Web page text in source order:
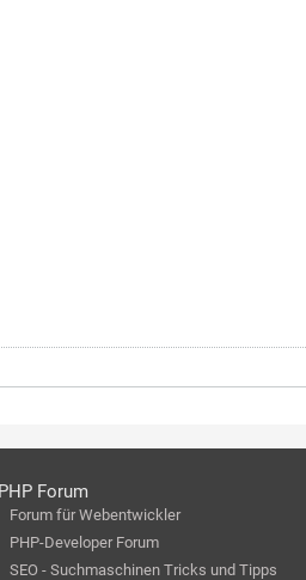
Forum
Forum für Webentwickler
PHP-Developer Forum
SEO - Suchmaschinen Tricks und Tipps